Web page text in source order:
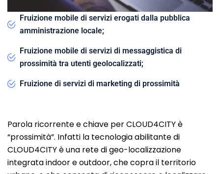
Fruizione mobile di servizi erogati dalla pubblica
amministrazione locale;
Fruizione mobile di servizi di messaggistica di
prossimità tra utenti geolocalizzati;
Fruizione di servizi di marketing di prossimità
Parola ricorrente e chiave per CLOUD4CITY è
“prossimità”. Infatti la tecnologia abilitante di
CLOUD4CITY è una rete di geo-localizzazione
integrata indoor e outdoor, che copra il territorio